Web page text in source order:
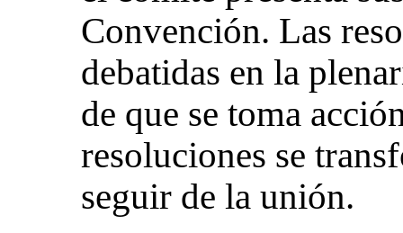
Convención. Las
debatidas en la
de que se toma
resoluciones se
seguir de la unión.